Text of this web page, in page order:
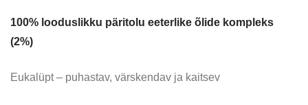
100% looduslikku päritolu eeterlike õlide kompleks
(2%)
Eukalüpt – puhastav, värskendav ja kaitsev